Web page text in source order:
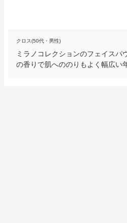
クロス(50代・男性)
ミラノコレクションのフェイスパ
の香りで肌へののりもよく幅広い